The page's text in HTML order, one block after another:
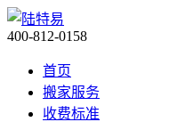
400-812-0158
首页
搬家服务
收费标准